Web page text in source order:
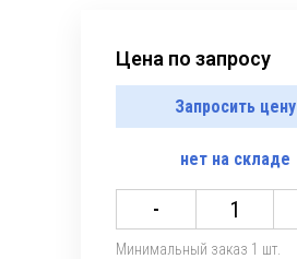
Цена по запросу
Запросить цену
нет на складе
-
Минимальный заказ 1 шт.